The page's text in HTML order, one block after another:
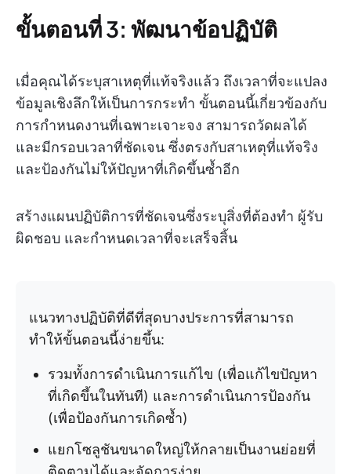
ขั้นตอนที่ 3: พัฒนาข้อปฏิบัติ
เมื่อคุณได้ระบุสาเหตุที่แท้จริงแล้ว ถึงเวลาที่จะแปลง
ข้อมูลเชิงลึกให้เป็นการกระทำ ขั้นตอนนี้เกี่ยวข้องกับ
การกำหนดงานที่เฉพาะเจาะจง สามารถวัดผลได้
และมีกรอบเวลาที่ชัดเจน ซึ่งตรงกับสาเหตุที่แท้จริง
และป้องกันไม่ให้ปัญหาที่เกิดขึ้นซ้ำอีก
สร้างแผนปฏิบัติการที่ชัดเจนซึ่งระบุสิ่งที่ต้องทำ ผู้รับ
ผิดชอบ และกำหนดเวลาที่จะเสร็จสิ้น
แนวทางปฏิบัติที่ดีที่สุดบางประการที่สามารถ
ทำให้ขั้นตอนนี้ง่ายขึ้น:
รวมทั้งการดำเนินการแก้ไข (เพื่อแก้ไขปัญหา
ที่เกิดขึ้นในทันที) และการดำเนินการป้องกัน
(เพื่อป้องกันการเกิดซ้ำ)
แยกโซลูชันขนาดใหญ่ให้กลายเป็นงานย่อยที่